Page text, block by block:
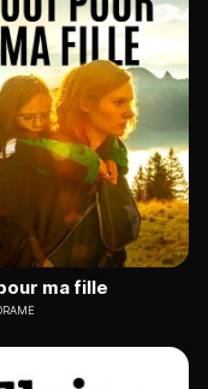
ma fille